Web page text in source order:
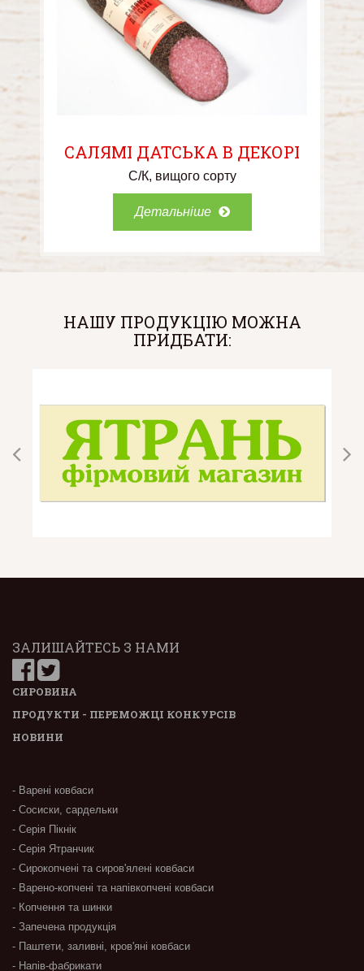
САЛЯМІ ДАТСЬКА В ДЕКОРІ
С/К вищого сорту
Детальніше
НАШУ ПРОДУКЦІЮ МОЖНА
ПРИДБАТИ:
ЗАЛИШАЙТЕСЬ З НАМИ
СИРОВИНА
ПРОДУКТИ - ПЕРЕМОЖЦІ КОНКУРСІВ
НОВИНИ
- Варені ковбаси
- Сосиски, сардельки
- Серія Пікнік
- Серія Ятранчик
- Сирокопчені та сиров'ялені ковбаси
- Варено-копчені та напівкопчені ковбаси
- Копчення та шинки
- Запечена продукція
- Паштети, заливні, кров'яні ковбаси
- Напів-фабрикати